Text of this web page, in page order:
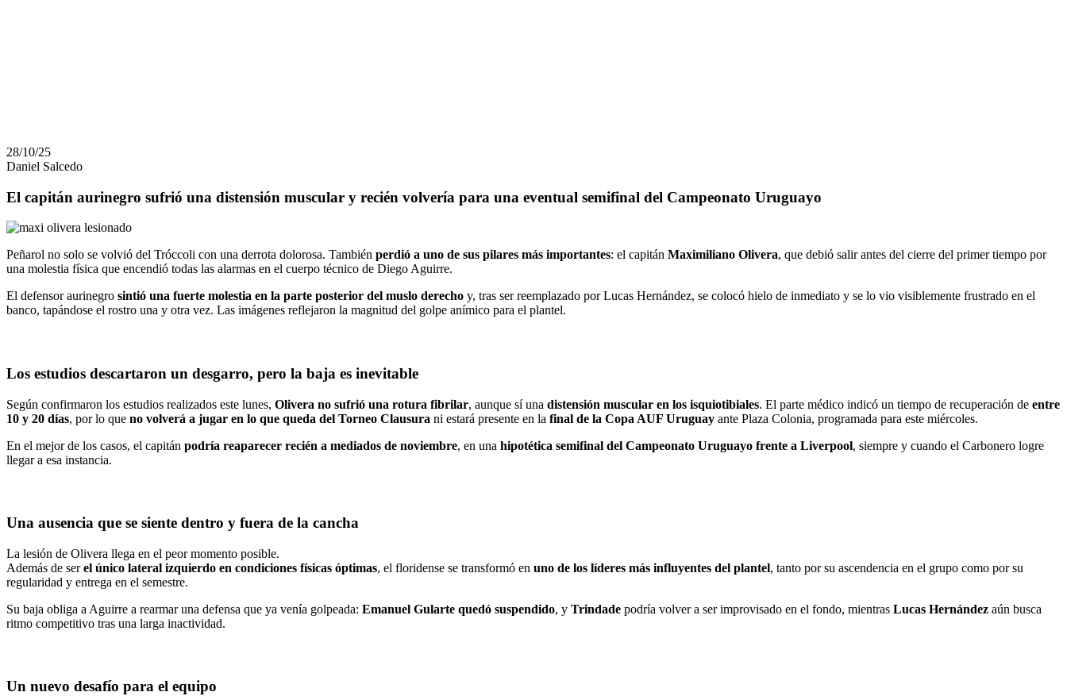
28/10/25
Daniel Salcedo
El capitán aurinegro sufrió una distensión muscular y recién volvería para una eventual semifinal del Campeonato Uruguayo
Peñarol no solo se volvió del Tróccoli con una derrota dolorosa. También perdió a uno de sus pilares más importantes: el capitán Maximiliano Olivera, que debió salir antes del cierre del primer tiempo por
una molestia física que encendió todas las alarmas en el cuerpo técnico de Diego Aguirre.
El defensor aurinegro sintió una fuerte molestia en la parte posterior del muslo derecho y, tras ser reemplazado por Lucas Hernández, se colocó hielo de inmediato y se lo vio visiblemente frustrado en el
banco, tapándose el rostro una y otra vez. Las imágenes reflejaron la magnitud del golpe anímico para el plantel.
Los estudios descartaron un desgarro, pero la baja es inevitable
Según confirmaron los estudios realizados este lunes, Olivera no sufrió una rotura fibrilar, aunque sí una distensión muscular en los isquiotibiales. El parte médico indicó un tiempo de recuperación de entre
10 y 20 días, por lo que no volverá a jugar en lo que queda del Torneo Clausura ni estará presente en la final de la Copa AUF Uruguay ante Plaza Colonia, programada para este miércoles.
En el mejor de los casos, el capitán podría reaparecer recién a mediados de noviembre, en una hipotética semifinal del Campeonato Uruguayo frente a Liverpool, siempre y cuando el Carbonero logre
llegar a esa instancia.
Una ausencia que se siente dentro y fuera de la cancha
La lesión de Olivera llega en el peor momento posible.
Además de serel único lateral izquierdo en condiciones físicas óptimas, el floridense se transformó en uno de los líderes más influyentes del plantel, tanto por su ascendencia en el grupo como por su
regularidad y entrega en el semestre.
Su baja obliga a Aguirre a rearmar una defensa que ya venía golpeada: Emanuel Gularte quedó suspendido, y Trindade podría volver a ser improvisado en el fondo, mientras Lucas Hernández aún busca
ritmo competitivo tras una larga inactividad.
Un nuevo desafío para el equipo